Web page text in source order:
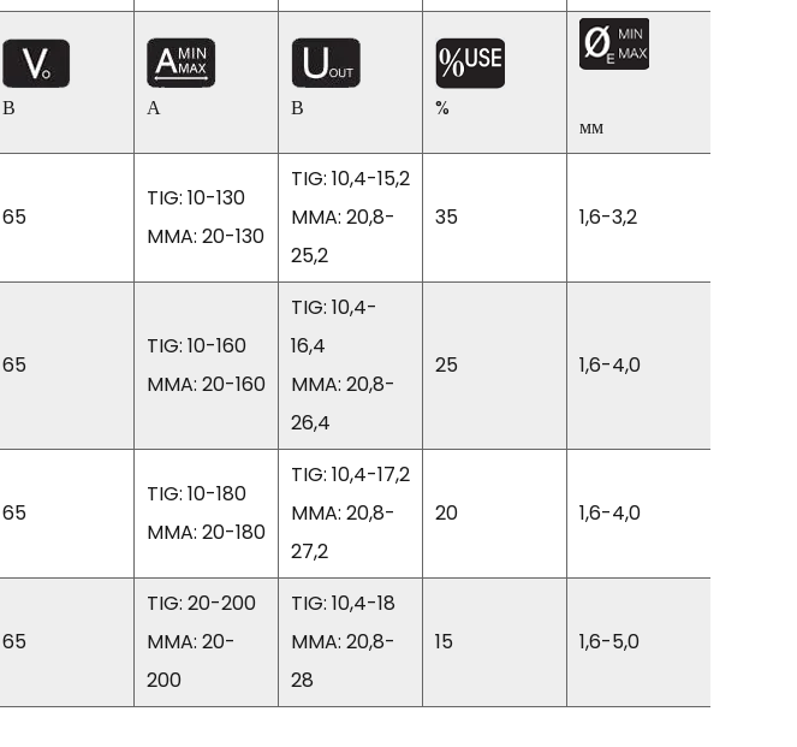
В А В %
мм
65
TIG: 10-130
MMA: 20-130
TIG: 10,4-15,2
MMA: 20,8-
25,2
35 1,6-3,2
65
TIG: 10-160
MMA: 20-160
TIG: 10,4-
16,4
MMA: 20,8-
26,4
25 1,6-4,0
65
TIG: 10-180
MMA: 20-180
TIG: 10,4-17,2
MMA: 20,8-
27,2
20 1,6-4,0
65
TIG: 20-200
MMA: 20-
200
TIG: 10,4-18
MMA: 20,8-
28
15 1,6-5,0